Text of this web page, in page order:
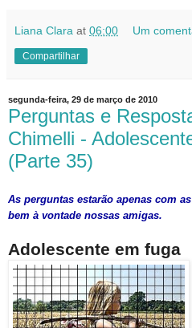
Liana Clara at 06:00 Um
Compartilhar
segunda-feira, 29 de março de 2010
Perguntas e
Chimelli -
(Parte 35)
As perguntas estarão apenas com
bem à vontade nossas amigas.
Adolescente em fuga